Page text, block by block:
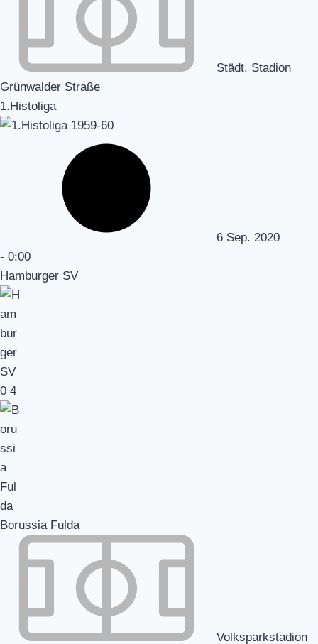
Städt. Stadion
Grünwalder Straße
1.Histoliga
6 Sep. 2020
- 0:00
Hamburger SV
0 4
Borussia Fulda
Volksparkstadion